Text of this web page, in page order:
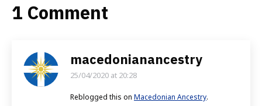
1 Comment
macedonianancestry
says:
25/04/2020 at 20:28
Reblogged this on Macedonian Ancestry.